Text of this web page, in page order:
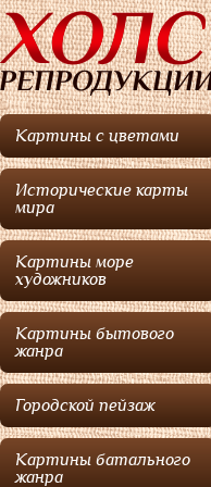
Картины с цветами
Исторические карты
мира
Картины море
художников
Картины бытового
жанра
Городской пейзаж
Картины батального
жанра